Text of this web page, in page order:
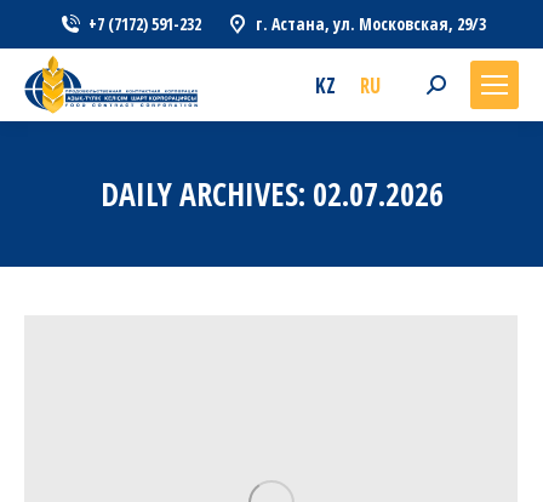
+7 (7172) 591-232 г. Астана, ул. Московская, 29/3
KZ RU Search:
DAILY ARCHIVES: 02.07.2026